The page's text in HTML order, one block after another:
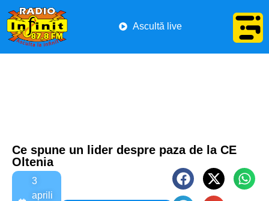
Ascultă live
Ce spune un lider despre paza de la CE
Oltenia
3
aprili